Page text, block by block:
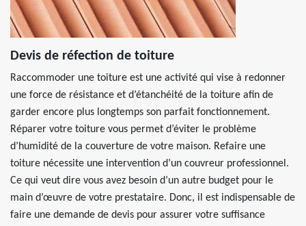
Devis de réfection de toiture
Raccommoder une toiture est une activité qui vise à redonner
une force de résistance et d’étanchéité de la toiture afin de
garder encore plus longtemps son parfait fonctionnement.
Réparer votre toiture vous permet d’éviter le problème
d’humidité de la couverture de votre maison. Refaire une
toiture nécessite une intervention d’un couvreur professionnel.
Ce qui veut dire vous avez besoin d’un autre budget pour le
main d’œuvre de votre prestataire. Donc, il est indispensable de
faire une demande de devis pour assurer votre suffisance